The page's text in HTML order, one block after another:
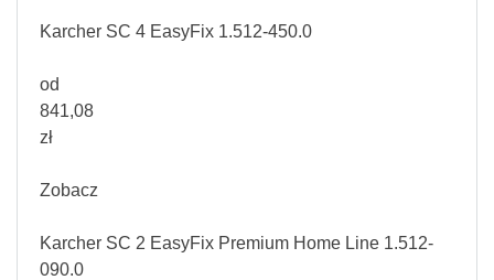
Karcher SC 4 EasyFix 1.512-450.0
od
841,08
zł
Zobacz
Karcher SC 2 EasyFix Premium Home Line 1.512-
090.0